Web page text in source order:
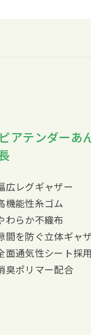
アテンダーあ
広レグギャザー
機能性糸ゴム
わらか不織布
間を防ぐ立体ギャ
面通気性シート採用
臭ポリマー配合